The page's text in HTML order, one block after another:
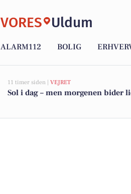
VORES Uldum
ALARM112 BOLIG
11 timer siden | VEJRET
Sol i dag – men morgenen bider